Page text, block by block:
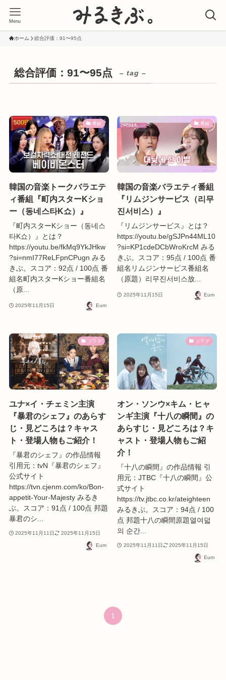
Menu
ホーム 総合評価：91〜95点
総合評価：91〜95点 – tag –
番組
韓国の音楽トークバラエテ
ィ番組『町内スターKショ
ー（동네스타K쇼）』
『町内スターKショー（동네스
타K쇼）』とは？
https://youtu.be/fkMq9YkJHkw
?si=nmI77ReLFpnCPugn みる
きぶ。スコア：92点 / 100点 番
組名町内スターKショー番組名
（原...
2025年11月15日 Eum
番組
韓国の音楽バラエティ番組
『リムジンサービス（리무
진서비스）』
『リムジンサービス』とは？
https://youtu.be/gSJPn44ML10
?si=KP1cdeDCbWroKrcM みる
きぶ。スコア：95点 / 100点 番
組名リムジンサービス番組名
（原題）리무진서비스放...
2025年11月15日 Eum
ドラマ
ユナ×イ・チェミン主演
『暴君のシェフ』のあらす
じ・見どころは？キャス
ト・登場人物もご紹介！
『暴君のシェフ』の作品情報
引用元：tvN『暴君のシェフ』
公式サイト
https://tvn.cjenm.com/ko/Bon-
appetit-Your-Majesty みるき
ぶ。スコア：91点 / 100点 邦題
暴君のシ...
2025年11月11日 2025年11月15日
Eum
ドラマ
オン・ソンウ×キム・ヒャ
ンギ主演『十八の瞬間』の
あらすじ・見どころは？キ
ャスト・登場人物もご紹
介！
『十八の瞬間』の作品情報 引
用元：JTBC『十八の瞬間』公
式サイト
https://tv.jtbc.co.kr/ateighteen
みるきぶ。スコア：94点 / 100
点 邦題十八の瞬間原題열여덟
의 순간...
2025年11月11日 2025年11月15日
Eum
1